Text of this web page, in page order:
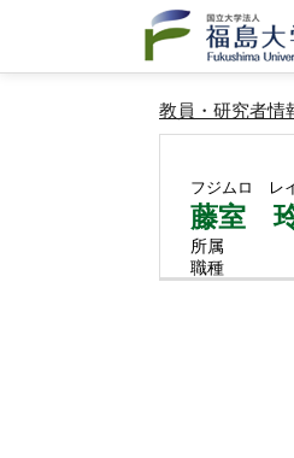
教員・研究者情
フジムロ レ
藤室
所属
職種